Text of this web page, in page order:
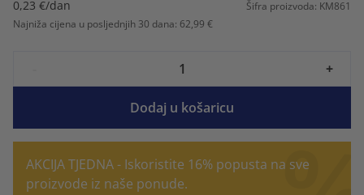
0,23 €/dan
Šifra proizvoda: KM861
Najniža cijena u posljednjih 30 dana: 62,99 €
+
Dodaj u košaricu
AKCIJA TJEDNA - Iskoristite 16% popusta na sve
proizvode iz naše ponude.